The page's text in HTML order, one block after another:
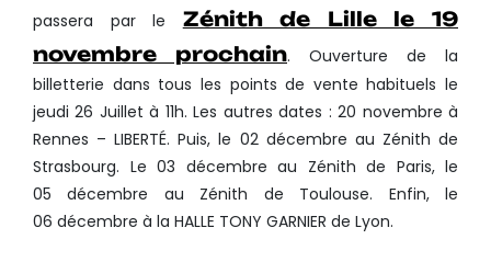
passera par le Zénith de Lille le 19
novembre prochain. Ouverture de la
billetterie dans tous les points de vente habituels le
jeudi 26 Juillet à 11h. Les autres dates : 20 novembre à
Rennes – LIBERTÉ. Puis, le 02 décembre au Zénith de
Strasbourg. Le 03 décembre au Zénith de Paris, le
05 décembre au Zénith de Toulouse. Enfin, le
06 décembre à la HALLE TONY GARNIER de Lyon.